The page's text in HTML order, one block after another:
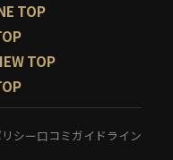
TOP
TOP
シー口コミガイドライン